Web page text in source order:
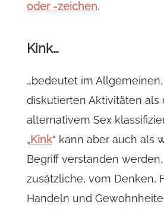
oder -zeichen.
Kink…
…bedeutet im
diskutierten Aktivitäten als
alternativem Sex
„Kink“ kann aber auch als
Begriff verstanden
zusätzliche, vom Denken,
Handeln und